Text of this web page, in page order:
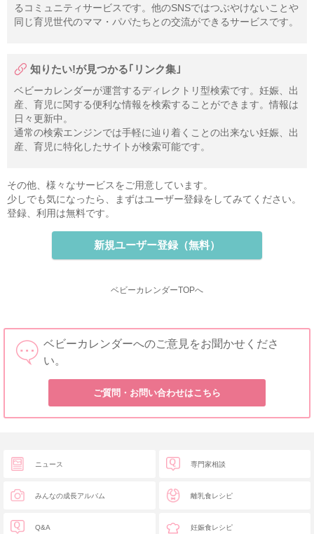
るコミュニティサービスです。他のSNSではつぶやけないことや
同じ育児世代のママ・パパたちとの交流ができるサービスです。
知りたい!が見つかる｢リンク集｣
ベビーカレンダーが運営するディレクトリ型検索です。妊娠、出
産、育児に関する便利な情報を検索することができます。情報は
日々更新中。
通常の検索エンジンでは手軽に辿り着くことの出来ない妊娠、出
産、育児に特化したサイトが検索可能です。
その他、様々なサービスをご用意しています。
少しでも気になったら、まずはユーザー登録をしてみてください。
登録、利用は無料です。
新規ユーザー登録（無料）
ベビーカレンダーTOPへ
ベビーカレンダーへのご意見をお聞かせくださ
い。
ご質問・お問い合わせはこちら
ニュース
みんなの成長アルバム
Q&A
専門家相談
離乳食レシピ
妊娠食レシピ